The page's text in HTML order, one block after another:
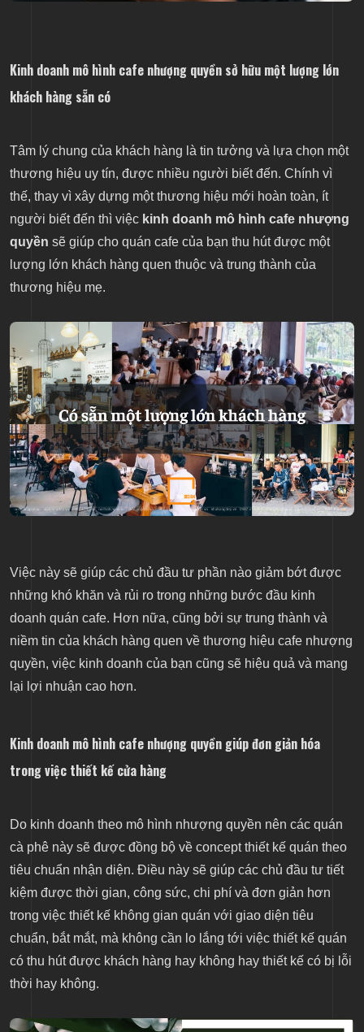
Kinh doanh mô hình cafe nhượng quyền sở hữu một lượng lớn
khách hàng sẵn có
Tâm lý chung của khách hàng là tin tưởng và lựa chọn một
thương hiệu uy tín, được nhiều người biết đến. Chính vì
thế, thay vì xây dựng một thương hiệu mới hoàn toàn, ít
người biết đến thì việc kinh doanh mô hình cafe nhượng
quyền sẽ giúp cho quán cafe của bạn thu hút được một
lượng lớn khách hàng quen thuộc và trung thành của
thương hiệu mẹ.
Việc này sẽ giúp các chủ đầu tư phần nào giảm bớt được
những khó khăn và rủi ro trong những bước đầu kinh
doanh quán cafe. Hơn nữa, cũng bởi sự trung thành và
niềm tin của khách hàng quen về thương hiệu cafe nhượng
quyền, việc kinh doanh của bạn cũng sẽ hiệu quả và mang
lại lợi nhuận cao hơn.
Kinh doanh mô hình cafe nhượng quyền giúp đơn giản hóa
trong việc thiết kế cửa hàng
Do kinh doanh theo mô hình nhượng quyền nên các quán
cà phê này sẽ được đồng bộ về concept thiết kế quán theo
tiêu chuẩn nhận diện. Điều này sẽ giúp các chủ đầu tư tiết
kiệm được thời gian, công sức, chi phí và đơn giản hơn
trong việc thiết kế không gian quán với giao diện tiêu
chuẩn, bắt mắt, mà không cần lo lắng tới việc thiết kế quán
có thu hút được khách hàng hay không hay thiết kế có bị lỗi
thời hay không.